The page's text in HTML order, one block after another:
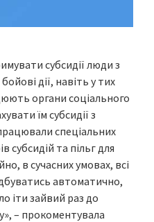
субсидії люди з
дії, навіть у тих
органи соціального
їм субсидії з
спеціальних
субсидій та пільг для
в сучасних умовах, всі
автоматично,
іти зайвий раз до
– прокоментувала